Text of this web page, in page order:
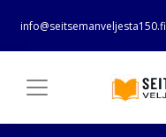
info@seitsemanveljesta150.fi